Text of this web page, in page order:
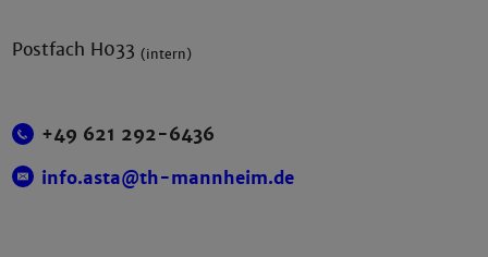
Postfach H033(intern)
+49 621 292-6436
info.asta@th-mannheim.de